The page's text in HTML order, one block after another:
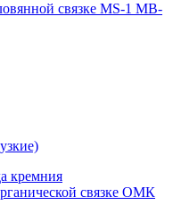
связке MS-1 MB-
кремния
связке ОМК